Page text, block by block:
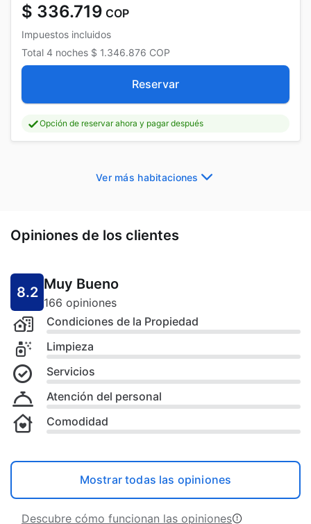
$ 336.719 COP
Impuestos incluidos
Total 4 noches $ 1.346.876 COP
Reservar
Opción de reservar ahora y pagar después
Ver más habitaciones
Opiniones de los clientes
8.2 Muy Bueno
166 opiniones
Condiciones de la Propiedad
Limpieza
Servicios
Atención del personal
Comodidad
Mostrar todas las opiniones
Descubre cómo funcionan las opiniones